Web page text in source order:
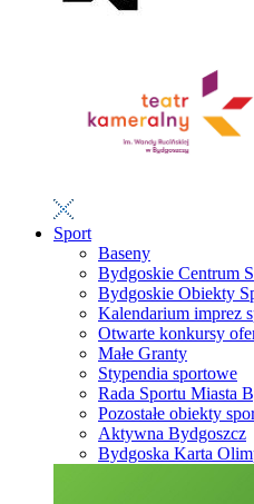
Sport
Baseny
Bydgoskie Centrum
Bydgoskie Obiekty
Kalendarium imprez
Otwarte konkursy
Małe Granty
Stypendia sportowe
Rada Sportu Miasta
Pozostałe obiekty
Aktywna Bydgoszcz
Bydgoska Karta